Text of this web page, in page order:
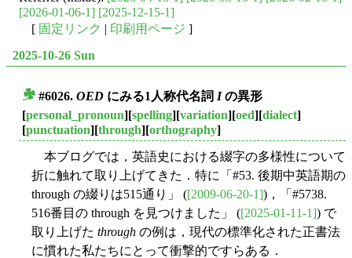
[2026-01-06-1] [2025-12-15-1]
[ 固定リンク | 印刷用ページ ]
2025-10-26 Sun
#6026. OED にみる1人称代名詞 Iの異形
[personal_pronoun][spelling][variation][oed][dialect]
[punctuation][through][orthography]
本ブログでは，英語史における綴字の多様性について
折に触れて取り上げてきた．特に「#53. 後期中英語期の
through の綴りは515通り」 ([2009-06-20-1])，「#5738.
516番目の through を見つけました」 ([2025-01-11-1]) で
取り上げた through の例は，現代の標準化された正書法
に慣れた私たちにとって衝撃的ですらある．